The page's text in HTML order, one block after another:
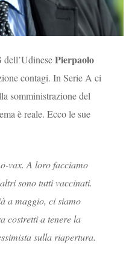
dell’UdinesePierpaolo
contagi. In Serie A ci
somministrazione del
è reale. Ecco le sue
vax. A loro facciamo
sono tutti vaccinati.
a maggio, ci siamo
costretti a tenere la
sulla riapertura.